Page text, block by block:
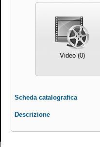
Video (0)
Scheda catalografica
Descrizione